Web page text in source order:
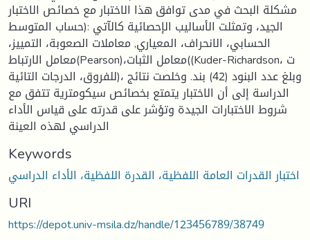
مشكلة البحث في مدى توافق هذا الاختبار مع خصائص الاختبار
الجيد، وتمثلت الأساليب الإحصائیة كالآتي :(حساب المتوسط
الحسابي، الانحراف، المعیاري, معاملات الصعوبة، التمییز،
معامل الارتباط(Pearson)،معامل الثبات((Kuder-Richardson، ت
للفروق، الدرجات التائية)، وبلغ عدد البنود (42) بند. وخلصت نتائج
الدراسة إلى أن الاختبار يتمتع بخصائص سيكومترية تتفق مع
شروط الاختبارات الجيدة وتؤشر على قدرته على قياس الأداء
الدراسي لهذه العينة
Keywords
اختبار القدرات العامة اللفظية، القدرة اللفظية، الأداء الدراسي
URI
https://depot.univ-msila.dz/handle/123456789/38749